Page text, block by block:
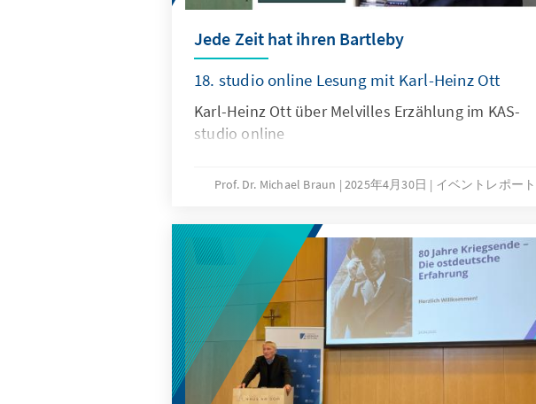
Jede Zeit hat ihren Bartleby
18. studio online Lesung mit Karl-Heinz Ott
Karl-Heinz Ott über Melvilles Erzählung im KAS-
studio online
Prof. Dr. Michael Braun 2025年4月30日 イベントレポート